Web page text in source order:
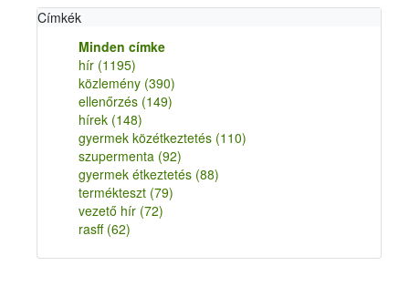
Címkék
Minden címke
hír (1195)
közlemény (390)
ellenőrzés (149)
hírek (148)
gyermek közétkeztetés (110)
szupermenta (92)
gyermek étkeztetés (88)
termékteszt (79)
vezető hír (72)
rasff (62)